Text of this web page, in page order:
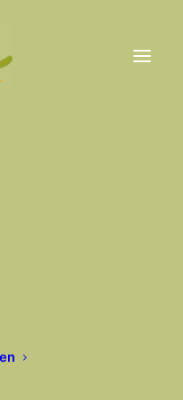
looking for.